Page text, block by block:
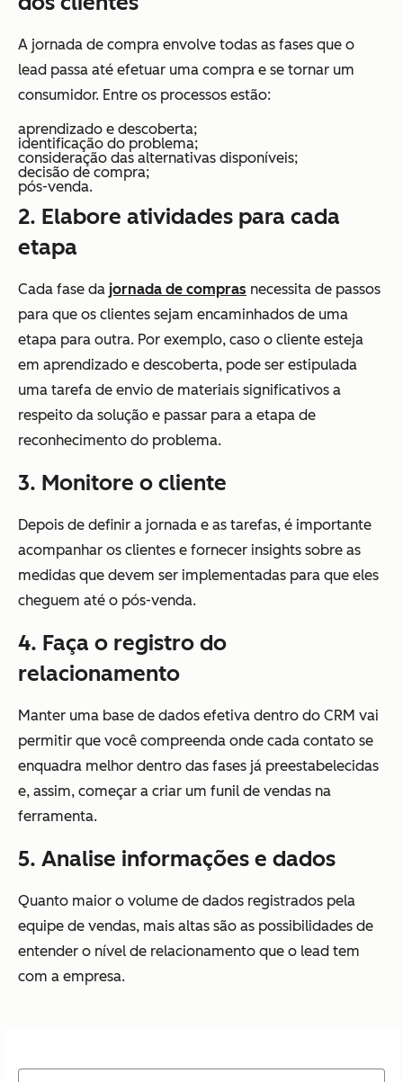
A jornada de compra envolve todas as fases que o
lead passa até efetuar uma compra e se tornar um
consumidor. Entre os processos estão:
aprendizado e descoberta;
identificação do problema;
consideração das alternativas disponíveis;
decisão de compra;
pós-venda.
2. Elabore atividades para cada
etapa
Cada fase da jornada de compras necessita de passos
para que os clientes sejam encaminhados de uma
etapa para outra. Por exemplo, caso o cliente esteja
em aprendizado e descoberta, pode ser estipulada
uma tarefa de envio de materiais significativos a
respeito da solução e passar para a etapa de
reconhecimento do problema.
3. Monitore o cliente
Depois de definir a jornada e as tarefas, é importante
acompanhar os clientes e fornecer insights sobre as
medidas que devem ser implementadas para que eles
cheguem até o pós-venda.
4. Faça o registro do
relacionamento
Manter uma base de dados efetiva dentro do CRM vai
permitir que você compreenda onde cada contato se
enquadra melhor dentro das fases já preestabelecidas
e, assim, começar a criar um funil de vendas na
ferramenta.
5. Analise informações e dados
Quanto maior o volume de dados registrados pela
equipe de vendas, mais altas são as possibilidades de
entender o nível de relacionamento que o lead tem
com a empresa.